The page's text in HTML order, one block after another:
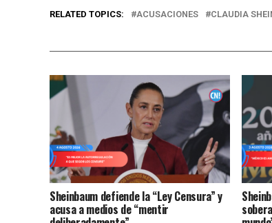
RELATED TOPICS: ACUSACIONES CLAUDIA
Sheinbaum defiende la “Ley Censura” y
acusa a medios de “mentir